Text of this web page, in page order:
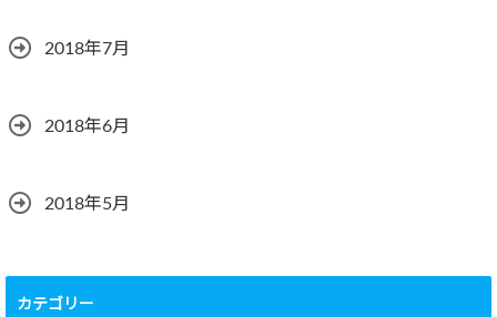
2018年7月
2018年6月
2018年5月
カテゴリー